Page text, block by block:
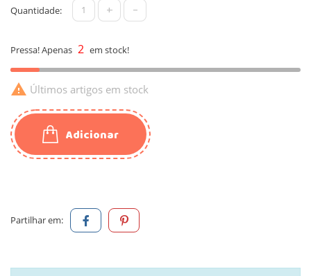
Quantidade: + -
Pressa! Apenas 2 em stock!
 Últimos artigos em stock
Adicionar
Partilhar em: